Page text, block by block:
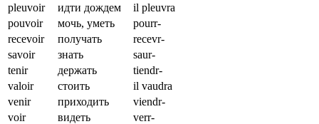
pleuvoir
идти дождем
il pleuvra
pouvoir
мочь, уметь
pourr-
recevoir
получать
recevr-
savoir
знать
saur-
tenir
держать
tiendr-
valoir
стоить
il vaudra
venir
приходить
viendr-
voir
видеть
verr-